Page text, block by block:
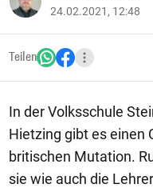
24.02.2021, 12:48
Teilen
In der Volksschule
Hietzing gibt es einen
britischen Mutation.
sie wie auch die